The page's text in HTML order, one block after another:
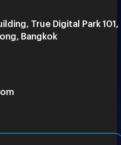
True Digital Park 101,
Bangkok